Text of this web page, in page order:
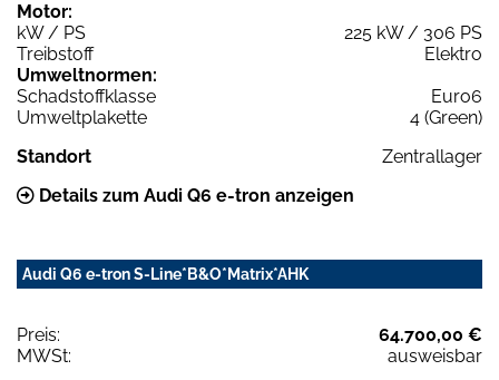
Motor:
kW / PS
225 kW / 306 PS
Treibstoff
Elektro
Umweltnormen:
Schadstoffklasse
Euro6
Umweltplakette
4 (Green)
Standort
Zentrallager
Details zum Audi Q6 e-tron anzeigen
Audi Q6 e-tron S-Line*B&O*Matrix*AHK
Preis:
64.700,00 €
MWSt:
ausweisbar